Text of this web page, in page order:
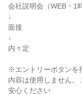
会社説明会（WEB・1
↓
面接
↓
内々定
※エントリーボタンを
内容は使用しません
安心ください